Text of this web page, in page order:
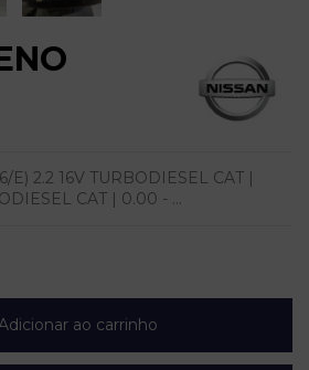
E) 2.2 16V TURBODIESEL CAT |
CAT | 0.00 - ...
ao carrinho